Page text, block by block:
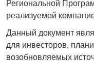
Региональной
реализуемой
Данный документ
для инвесторов,
возобновляемых